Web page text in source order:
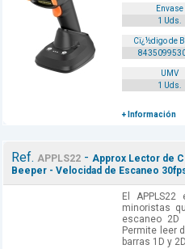
Envase
1 Uds.
Cï¿½digo de
UMV
1 Uds.
+ Información
Ref. APPLS22 - Approx Lector de
Beeper - Velocidad de Escaneo
El
minoristas
escaneo 2D
Permite leer
barras 1D y